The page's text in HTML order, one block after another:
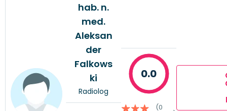
hab. n.
med.
Aleksan
der
Falkows
ki
Radiolog
0.0
(0